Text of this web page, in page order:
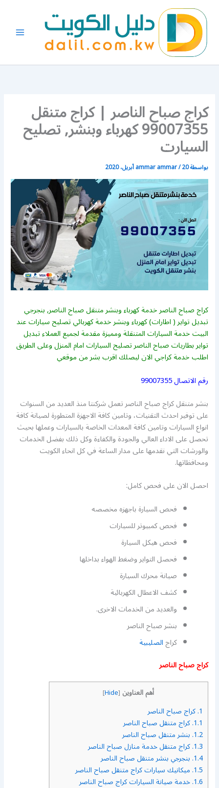
المحتوى
كراج صباح الناصر | كراج متنقل
99007355 كهرباء وبنشر, تصليح
السيارت
بواسطة ammar ammar/20 أبريل، 2020
كراج صباح الناصر خدمة كهرباء وبنشر متنقل صباح الناصر, بنجرجي
تبديل تواير ( اطارات) كهرباء وبنشر خدمة كهربائي تصليح سيارات عند
البيت خدمة السيارات المتنقلة ومميزة مقدمة لجميع العملاء تبديل
تواير بطاريات صباح الناصر تصليح السيارات امام المنزل وعلى الطريق
اطلب خدمة كراجي الان ليصلك اقرب بشر من موقعي
رقم الاتصال99007355
بنشر متنقل كراج صباح الناصر تعمل شركنتا منذ العديد من السنوات
على توفير احدث التقنيات، وتامين كافة الاجهزة المتطورة لصيانة كافة
انواع السيارات وتامين كافة المعدات الخاصة بالسيارات وعملها بحيث
تحصل على الاداء العالي والجودة والكفاءة وكل ذلك بفضل الخدمات
والورشات التي نقدمها على مدار الساعة في كل انحاء الكويت
ومحافظاتها.
احصل الان على فحص كامل:
فحص السيارة باجهزه مخصصه
فحص كمبيوتر للسيارات
فحص هيكل السيارة
فحصل التواير وضغط الهواء بداخلها
صيانة محرك السيارة
كشف الاعطال الكهربائية
والعديد من الخدمات الاخرى.
بنشر صباح الناصر
كراجالصليبية
كراج صباح الناصر
أهم العناوين [
Hide
]
1. كراج صباح الناصر
1.1. كراج متنقل صباح الناصر
1.2. بنشر متنقل صباح الناصر
1.3. كراج متنقل خدمة منازل صباح الناصر
1.4. بنجرجي بنشر متنقل صباح الناصر
1.5. ميكانيك سيارات كراج متنقل صباح الناصر
1.6. خدمة صيانة السيارات كراج صباح الناصر